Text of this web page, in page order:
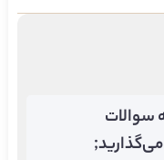
سوالات